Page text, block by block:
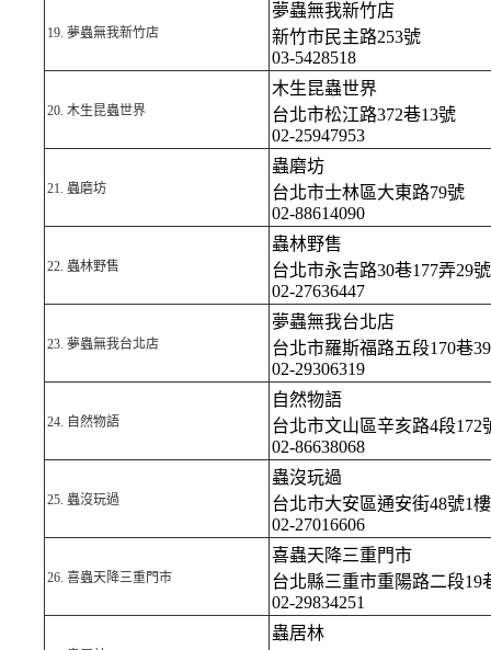
19. 夢蟲無我新竹店
夢蟲無我新竹店
新竹市民主路253號
03-5428518
20. 木生昆蟲世界
木生昆蟲世界
台北市松江路372巷13號
02-25947953
21. 蟲磨坊
蟲磨坊
台北市士林區大東路79號
02-88614090
22. 蟲林野售
蟲林野售
台北市永吉路30巷177弄29號
02-27636447
23. 夢蟲無我台北店
夢蟲無我台北店
台北市羅斯福路五段170巷
02-29306319
24. 自然物語
自然物語
台北市文山區辛亥路4段172
02-86638068
25. 蟲沒玩過
蟲沒玩過
台北市大安區通安街48號1樓
02-27016606
26. 喜蟲天降三重門市
喜蟲天降三重門市
台北縣三重市重陽路二段19
02-29834251
蟲居林